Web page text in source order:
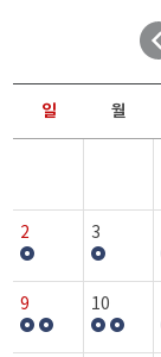
일 월
2 3
9 10